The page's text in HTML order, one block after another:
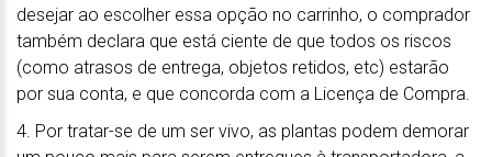
desejar ao escolher essa opção no carrinho, o comprador
também declara que está ciente de que todos os riscos
(como atrasos de entrega, objetos retidos, etc) estarão
por sua conta, e que concorda com a Licença de Compra.
4. Por tratar-se de um ser vivo, as plantas podem demorar